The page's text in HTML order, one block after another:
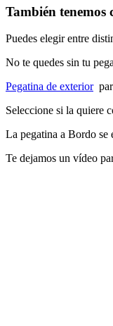
También tenemos
Puedes elegir entre
No te quedes sin tu
Pegatina de exterior
Seleccione si la quiere
La pegatina a Bordo se
Te dejamos un vídeo